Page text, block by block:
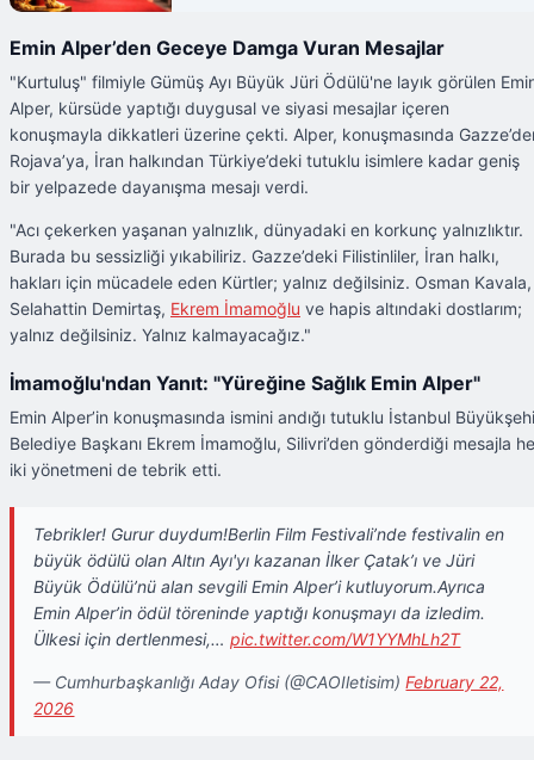
Emin Alper’den Geceye Damga Vuran Mesajlar
"Kurtuluş" filmiyle Gümüş Ayı Büyük Jüri Ödülü'ne layık görülen
Alper, kürsüde yaptığı duygusal ve siyasi mesajlar içeren
konuşmayla dikkatleri üzerine çekti. Alper, konuşmasında
Rojava’ya, İran halkından Türkiye’deki tutuklu isimlere kadar geniş
bir yelpazede dayanışma mesajı verdi.
"Acı çekerken yaşanan yalnızlık, dünyadaki en korkunç yalnızlıktır.
Burada bu sessizliği yıkabiliriz. Gazze’deki Filistinliler, İran halkı,
hakları için mücadele eden Kürtler; yalnız değilsiniz. Osman Kavala,
Selahattin Demirtaş, Ekrem İmamoğlu ve hapis altındaki dostlarım;
yalnız değilsiniz. Yalnız kalmayacağız."
İmamoğlu'ndan Yanıt: "Yüreğine Sağlık Emin Alper"
Emin Alper’in konuşmasında ismini andığı tutuklu İstanbul
Belediye Başkanı Ekrem İmamoğlu, Silivri’den gönderdiği mesajla
iki yönetmeni de tebrik etti.
Tebrikler! Gurur duydum!Berlin Film Festivali’nde festivalin en
büyük ödülü olan Altın Ayı'yı kazanan İlker Çatak’ı ve Jüri
Büyük Ödülü’nü alan sevgili Emin Alper’i kutluyorum.Ayrıca
Emin Alper’in ödül töreninde yaptığı konuşmayı da izledim.
Ülkesi için dertlenmesi,…pic.twitter.com/W1YYMhLh2T
— Cumhurbaşkanlığı Aday Ofisi (@CAOIletisim)February 22,
2026